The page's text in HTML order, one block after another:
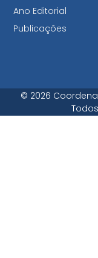
Ano Editorial
Publicações
© 2026